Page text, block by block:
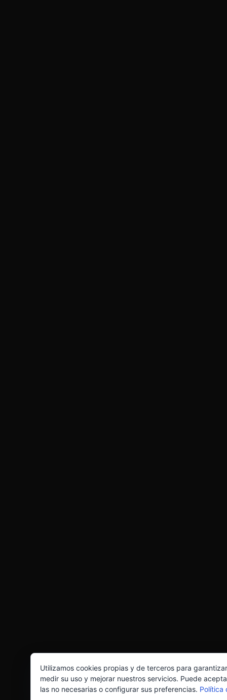
Utilizamos cookies propias y de terceros para
medir su uso y mejorar nuestros servicios. Puede
las no necesarias o configurar sus preferencias. Política